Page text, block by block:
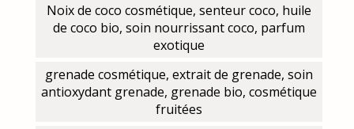
Noix de coco cosmétique, senteur coco, huile
de coco bio, soin nourrissant coco, parfum
exotique
grenade cosmétique, extrait de grenade, soin
antioxydant grenade, grenade bio, cosmétique
fruitées